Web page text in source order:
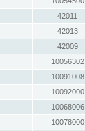
42011
42013
42009
10056302
10091008
10092000
10068006
10078000